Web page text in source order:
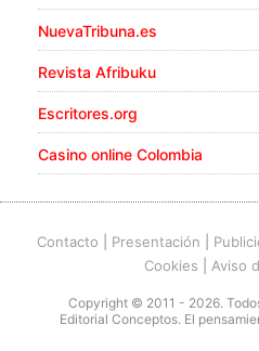
NuevaTribuna.es
Revista Afribuku
Escritores.org
Casino online Colombia
Contacto Presentación
Cookies
Aviso
Copyright © 2011 - 2026.
Editorial Conceptos. El